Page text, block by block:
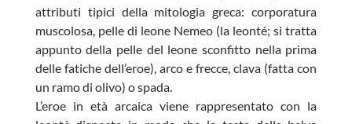
attributi tipici della mitologia greca: corporatura
muscolosa, pelle di leone Nemeo (la leonté; si tratta
appunto della pelle del leone sconfitto nella prima
delle fatiche dell’eroe), arco e frecce, clava (fatta con
un ramo di olivo) o spada.
L’eroe in età arcaica viene rappresentato con la